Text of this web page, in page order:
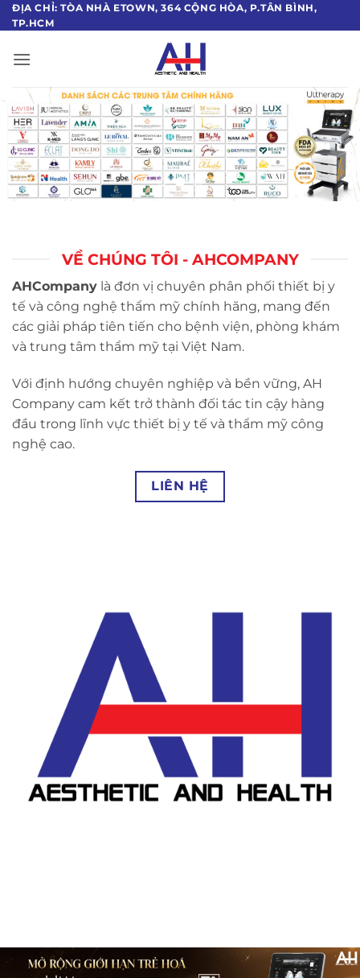
Bỏ
qua
dung
ĐỊA CHỈ: TÒA NHÀ ETOWN, 364 CỘNG HÒA, P.TÂN BÌNH,
TP.HCM
VỀ CHÚNG TÔI - AHCOMPANY
AHCompany là đơn vị chuyên phân phối thiết bị y
tế và công nghệ thẩm mỹ chính hãng, mang đến
các giải pháp tiên tiến cho bệnh viện, phòng khám
và trung tâm thẩm mỹ tại Việt Nam.
Với định hướng chuyên nghiệp và bền vững, AH
Company cam kết trở thành đối tác tin cậy hàng
đầu trong lĩnh vực thiết bị y tế và thẩm mỹ công
nghệ cao.
LIÊN HỆ